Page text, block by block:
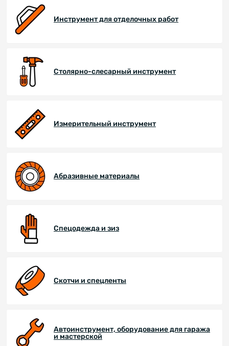
Инструмент для отделочных работ
Столярно-слесарный инструмент
Измерительный инструмент
Абразивные материалы
Спецодежда и зиз
Скотчи и спецленты
Автоинструмент, оборудование для гаража
и мастерской